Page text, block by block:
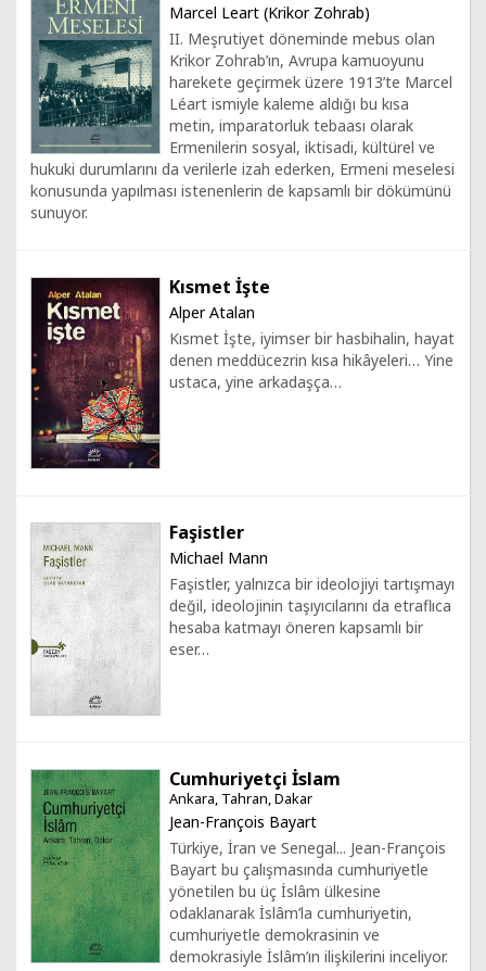
Marcel Leart (Krikor Zohrab)
II. Meşrutiyet döneminde mebus olan
Krikor Zohrab’ın, Avrupa kamuoyunu
harekete geçirmek üzere 1913’te Marcel
Léart ismiyle kaleme aldığı bu kısa
metin, imparatorluk tebaası olarak
Ermenilerin sosyal, iktisadi, kültürel ve
hukuki durumlarını da verilerle izah ederken, Ermeni meselesi
konusunda yapılması istenenlerin de kapsamlı bir dökümünü
sunuyor.
Kısmet İşte
Alper Atalan
Kısmet İşte, iyimser bir hasbihalin, hayat
denen meddücezrin kısa hikâyeleri… Yine
ustaca, yine arkadaşça…
Faşistler
Michael Mann
Faşistler, yalnızca bir ideolojiyi tartışmayı
değil, ideolojinin taşıyıcılarını da etraflıca
hesaba katmayı öneren kapsamlı bir
eser…
Cumhuriyetçi İslam
Ankara, Tahran, Dakar
Jean-François Bayart
Türkiye, İran ve Senegal... Jean-François
Bayart bu çalışmasında cumhuriyetle
yönetilen bu üç İslâm ülkesine
odaklanarak İslâm’la cumhuriyetin,
cumhuriyetle demokrasinin ve
demokrasiyle İslâm’ın ilişkilerini inceliyor.